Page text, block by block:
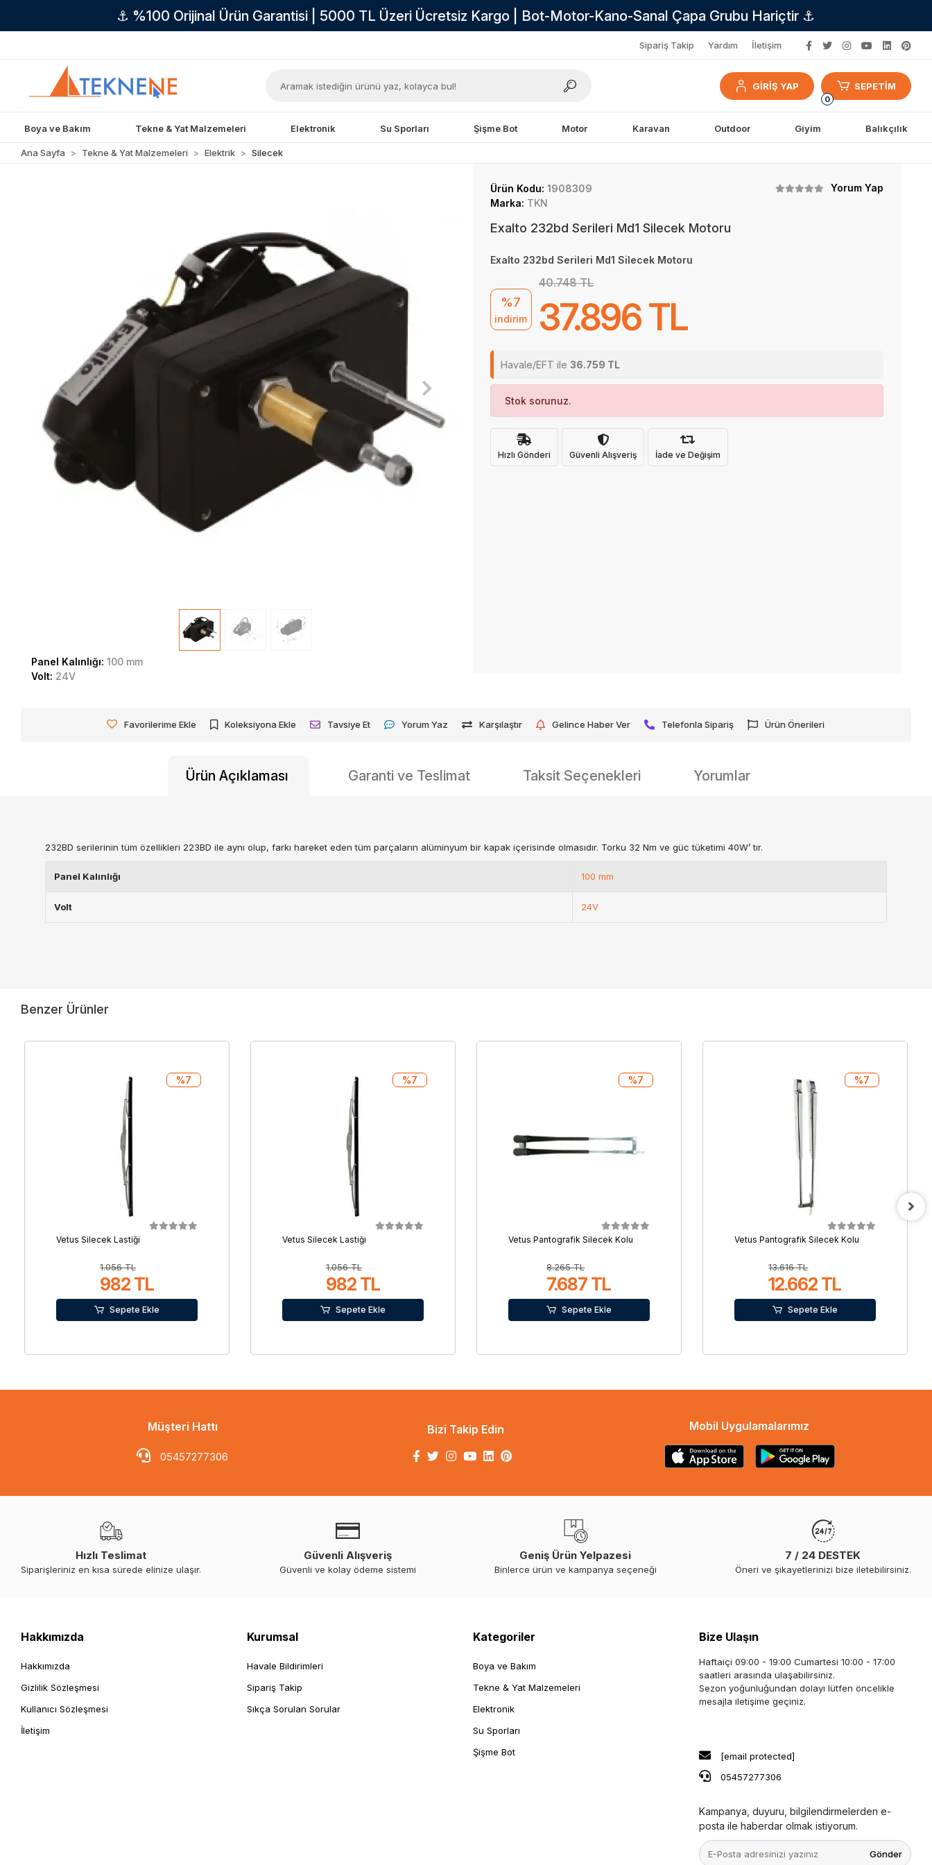
⚓ %100 Orijinal Ürün Garantisi | 5000 TL Üzeri Ücretsiz Kargo | Bot-Motor-Kano-Sanal Çapa Grubu Hariçtir ⚓
Sipariş Takip Yardım İletişim
GİRİŞ YAP
0
SEPETİM
Boya ve Bakım Tekne & Yat Malzemeleri Elektronik Su Sporları Şişme Bot Motor Karavan Outdoor Giyim Balıkçılık
Ana Sayfa Tekne & Yat Malzemeleri Elektrik Silecek
Panel Kalınlığı:100 mm
Volt: 24V
Ürün Kodu: 1908309
Yorum Yap
Marka: TKN
Exalto 232bd Serileri Md1 Silecek Motoru
Exalto 232bd Serileri Md1 Silecek Motoru
%7
indirim
40.748 TL
37.896 TL
Havale/EFT ile 36.759 TL
Stok sorunuz.
Hızlı Gönderi Güvenli Alışveriş İade ve Değişim
Favorilerime Ekle Koleksiyona Ekle Tavsiye Et Yorum Yaz Karşılaştır Gelince Haber Ver Telefonla Sipariş Ürün Önerileri
Ürün Açıklaması Garanti ve Teslimat Taksit Seçenekleri Yorumlar
232BD serilerinin tüm özellikleri 223BD ile aynı olup, farkı hareket eden tüm parçaların alüminyum bir kapak içerisinde olmasıdır. Torku 32 Nm ve güc tüketimi 40W’ tır.
Panel Kalınlığı 100 mm
Volt 24V
Benzer Ürünler
Vetus Silecek Lastiği
1.056 TL
982 TL
%7
Sepete Ekle
Vetus Silecek Lastiği
1.056 TL
982 TL
%7
Sepete Ekle
Vetus Pantografik Silecek Kolu
8.265 TL
7.687 TL
%7
Sepete Ekle
Vetus Pantografik Silecek Kolu
13.616 TL
12.662 TL
%7
Sepete Ekle
Müşteri Hattı
05457277306
Bizi Takip Edin Mobil Uygulamalarımız
Hızlı Teslimat
Siparişleriniz en kısa sürede elinize ulaşır.
Güvenli Alışveriş
Güvenli ve kolay ödeme sistemi
Geniş Ürün Yelpazesi
Binlerce ürün ve kampanya seçeneği
7 / 24 DESTEK
Öneri ve şikayetlerinizi bize iletebilirsiniz.
Hakkımızda
Hakkımızda
Gizlilik Sözleşmesi
Kullanıcı Sözleşmesi
İletişim
Kurumsal
Havale Bildirimleri
Sipariş Takip
Sıkça Sorulan Sorular
Kategoriler
Boya ve Bakım
Tekne & Yat Malzemeleri
Elektronik
Su Sporları
Şişme Bot
Bize Ulaşın
Haftaiçi 09:00 - 19:00 Cumartesi 10:00 - 17:00
saatleri arasında ulaşabilirsiniz.
Sezon yoğunluğundan dolayı lütfen öncelikle
mesajla iletişime geçiniz.
[email protected]
05457277306
Kampanya, duyuru, bilgilendirmelerden e-
posta ile haberdar olmak istiyorum.
Gönder